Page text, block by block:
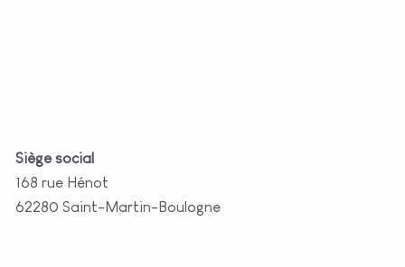
Siège social
168 rue Hénot
62280 Saint-Martin-Boulogne